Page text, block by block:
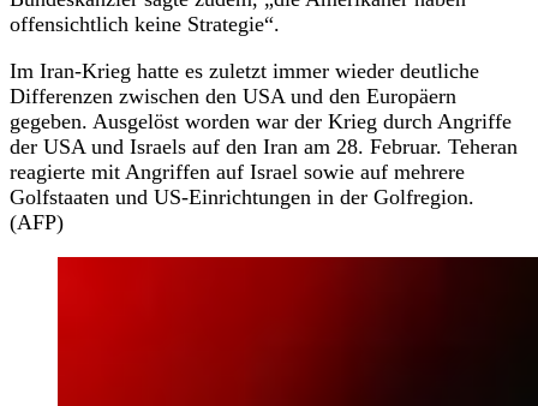
offensichtlich keine Strategie“.
Im Iran-Krieg hatte es zuletzt immer wieder deutliche
Differenzen zwischen den USA und den Europäern
gegeben. Ausgelöst worden war der Krieg durch Angriffe
der USA und Israels auf den Iran am 28. Februar. Teheran
reagierte mit Angriffen auf Israel sowie auf mehrere
Golfstaaten und US-Einrichtungen in der Golfregion.
(AFP)